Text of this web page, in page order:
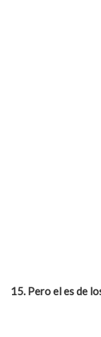
15. Pero el es de